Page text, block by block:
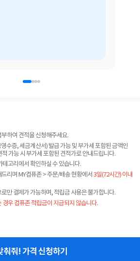
하여 견적을 신청해주세요.
수증, 세금계산서) 발급 가능 및 부가세 포함된 금액인
가능 시 부가세 포함된 견적가로 안내드립니다.
테고리에서 확인하실 수 있습니다.
리며 MY컴퓨존 > 주문/배송 현황에서 3일(72시간) 이내
만 결제가 가능하며, 적립금 사용은 불가합니다.
경우 컴퓨존 적립금이 지급되지 않습니다.
춰줘! 가격 신청하기